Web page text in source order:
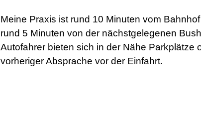
Meine Praxis ist rund 10 Minuten vom
rund 5 Minuten von der nächstgelegenen
Autofahrer bieten sich in der Nähe Parkplätze
vorheriger Absprache vor der Einfahrt.